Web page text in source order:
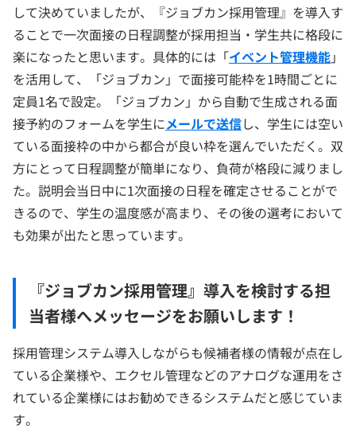
して決めていましたが、『ジョブカン採用管理』を導入す
ることで一次面接の日程調整が採用担当・学生共に格段に
楽になったと思います。具体的には「イベント管理機能」
を活用して、「ジョブカン」で面接可能枠を1時間ごとに
定員1名で設定。「ジョブカン」から自動で生成される面
接予約のフォームを学生にメールで送信し、学生には空い
ている面接枠の中から都合が良い枠を選んでいただく。双
方にとって日程調整が簡単になり、負荷が格段に減りまし
た。説明会当日中に1次面接の日程を確定させることがで
きるので、学生の温度感が高まり、その後の選考において
も効果が出たと思っています。
『ジョブカン採用管理』導入を検討する担
当者様へメッセージをお願いします！
採用管理システム導入しながらも候補者様の情報が点在し
ている企業様や、エクセル管理などのアナログな運用をさ
れている企業様にはお勧めできるシステムだと感じていま
す。